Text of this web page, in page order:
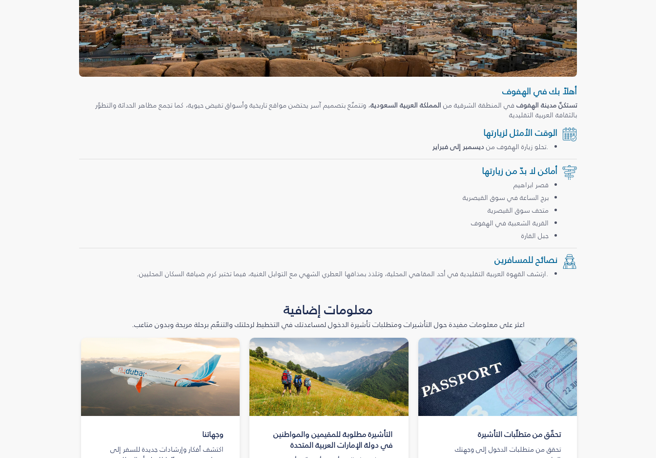
أهلاً بك في الهفوف
تستكنّ مدينة الهفوف في المنطقة الشرقية من المملكة العربية السعودية، وتتمتّع بتصميم آسر يحتضن مواقع تاريخية وأسواق تفيض حيوية، كما تجمع مظاهر الحداثة والتطوّر
بالثقافة العربية التقليدية
الوقت الأمثل لزيارتها
.تحلو زيارة الهفوف منديسمبر إلى فبراير
أماكن لا بدّ من زيارتها
قصر ابراهيم
برج الساعة في سوق القيصرية
متحف سوق القيصرية
القرية الشعبية في الهفوف
جبل القارة
نصائح للمسافرين
.ارتشف القهوة العربية التقليدية في أحد المقاهي المحلية، وتلذذ بمذاقها العطري الشهي مع التوابل الغنية، فيما تختبر كرم ضيافة السكان المحليين.
معلومات إضافية
اعثر على معلومات مفيدة حول التأشيرات ومتطلبات تأشيرة الدخول لمساعدتك في التخطيط لرحلتك والتنعّم برحلة مريحة وبدون متاعب.
تحقّق من متطلّبات التأشيرة
تحقق من متطلبات الدخول إلى وجهتك
التأشيرة مطلوبة للمقيمين والمواطنين
في دولة الإمارات العربية المتحدة
وجهاتنا
اكتشف أفكار وإرشادات جديدة للسفر إلى